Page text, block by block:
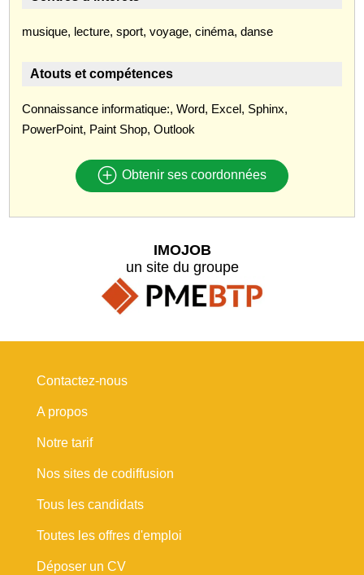
musique, lecture, sport, voyage, cinéma, danse
Atouts et compétences
Connaissance informatique:, Word, Excel, Sphinx,
PowerPoint, Paint Shop, Outlook
Obtenir ses coordonnées
IMOJOB
un site du groupe
Contactez-nous
A propos
Notre tarif
Nos sites de codiffusion
Tous les candidats
Toutes les offres d'emploi
Déposer un CV